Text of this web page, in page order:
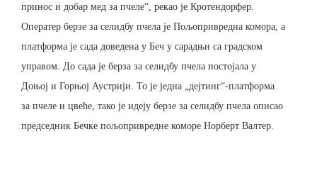
принос и добар мед за пчеле“, рекао је Кротендорфер.
Оператер берзе за селидбу пчела је Пољопривредна комора, а
платформа је сада доведена у Беч у сарадњи са градском
управом. До сада је берза за селидбу пчела постојала у
Доњој и Горњој Аустрији. То је једна „дејтинг“-платформа
за пчеле и цвеће, тако је идеју берзе за селидбу пчела описао
председник Бечке пољопривредне коморе Норберт Валтер.